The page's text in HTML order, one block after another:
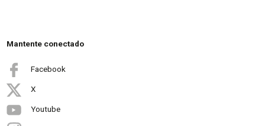
Mantente conectado
Facebook
X
Youtube